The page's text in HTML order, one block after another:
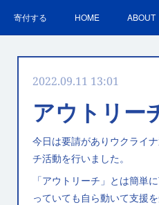
寄付する HOME ABOUT
ＳＤＧｓの取組 お問合せ
2022.09.11 13:01
アウトリー
今日は要請がありウクライ
チ活動を行いました。
「アウトリーチ」とは簡単
っていても自ら動いて支援